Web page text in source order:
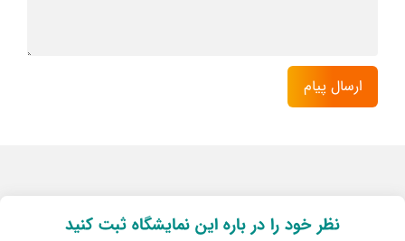
نظر خود را در باره این نمایشگاه ثبت کنید